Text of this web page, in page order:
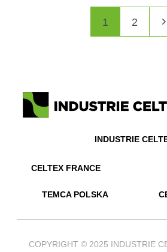
1 2
INDUSTRIE
CELTEX FRANCE
TEMCA POLSKA
COPYRIGHT © 2025 INDUSTRIE